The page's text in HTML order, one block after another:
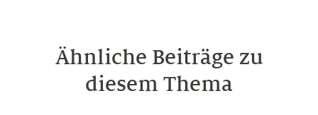
Ähnliche Beiträge zu
diesem Thema